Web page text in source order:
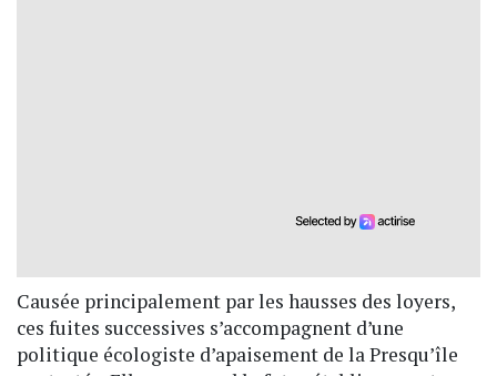
Causée principalement par les hausses des loyers,
ces fuites successives s’accompagnent d’une
politique écologiste d’apaisement de la Presqu’île